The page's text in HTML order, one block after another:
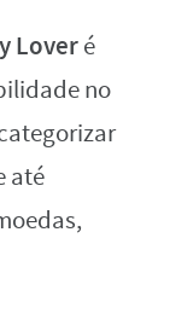
Loveré
no
até